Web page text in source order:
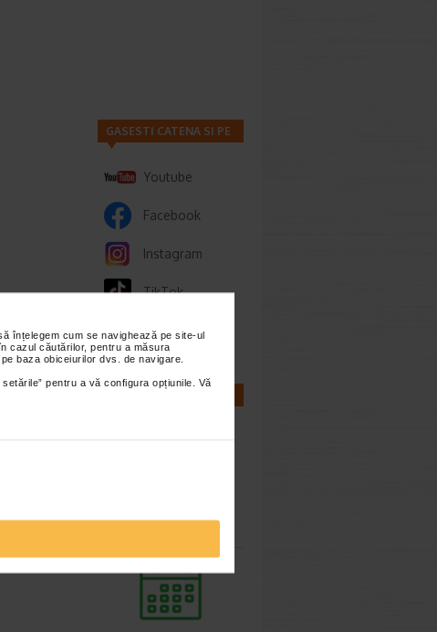
înțelegem cum se navighează pe site-ul
cazul căutărilor, pentru a măsura
baza obiceiurilor dvs. de navigare.
pentru a vă configura opțiunile. Vă
GASESTI CATENA SI PE
Youtube
Facebook
Instagram
TikTok
Whatsapp
sarcina